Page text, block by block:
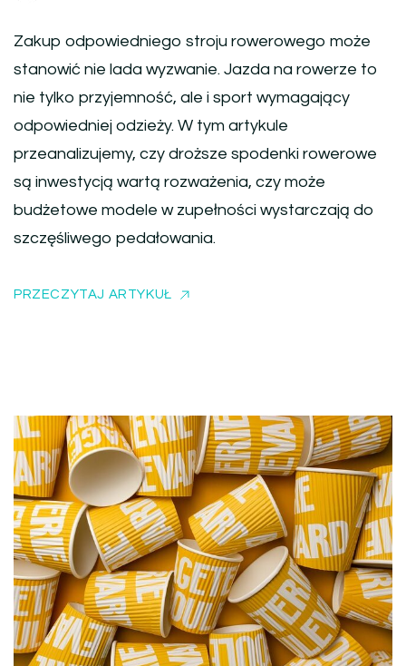
Zakup odpowiedniego stroju rowerowego może
stanowić nie lada wyzwanie. Jazda na rowerze to
nie tylko przyjemność, ale i sport wymagający
odpowiedniej odzieży. W tym artykule
przeanalizujemy, czy droższe spodenki rowerowe
są inwestycją wartą rozważenia, czy może
budżetowe modele w zupełności wystarczają do
szczęśliwego pedałowania.
PRZECZYTAJ ARTYKUŁ